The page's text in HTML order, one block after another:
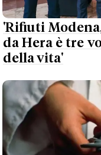
'Rifiuti
da Hera è tre
della vita'